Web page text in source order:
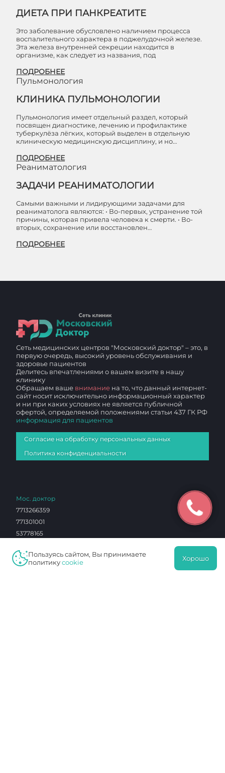
ДИЕТА ПРИ ПАНКРЕАТИТЕ
Это заболевание обусловлено наличием процесса
воспалительного характера в поджелудочной железе.
Эта железа внутренней секреции находится в
организме, как следует из названия, под
ПОДРОБНЕЕ
Пульмонология
КЛИНИКА ПУЛЬМОНОЛОГИИ
Пульмонология имеет отдельный раздел, который
посвящен диагностике, лечению и профилактике
туберкулёза лёгких, который выделен в отдельную
клиническую медицинскую дисциплину, и но…
ПОДРОБНЕЕ
Реаниматология
ЗАДАЧИ РЕАНИМАТОЛОГИИ
Самыми важными и лидирующими задачами для
реаниматолога являются: • Во-первых, устранение той
причины, которая привела человека к смерти. • Во-
вторых, сохранение или восстановлен…
ПОДРОБНЕЕ
Сеть медицинских центров "Московский доктор" – это, в
первую очередь, высокий уровень обслуживания и
здоровье пациентов
Делитесь впечатлениями о вашем визите в нашу
клинику
Обращаем ваше внимание на то, что данный интернет-
сайт носит исключительно информационный характер
и ни при каких условиях не является публичной
офертой, определяемой положениями статьи 437 ГК РФ
информация для пациентов
Согласие на обработку персональных данных
Политика конфиденциальности
Мос. доктор
7713266359
771301001
53778165
ЛО 77 01 012765
Пользуясь сайтом, Вы принимаете
политикуcookie Хорошо